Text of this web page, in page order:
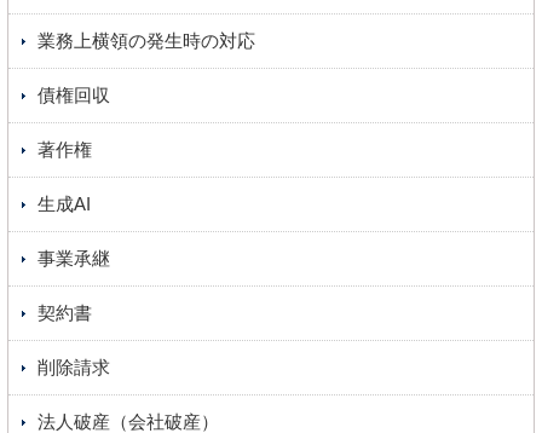
業務上横領の発生時の対応
債権回収
著作権
生成AI
事業承継
契約書
削除請求
法人破産（会社破産）